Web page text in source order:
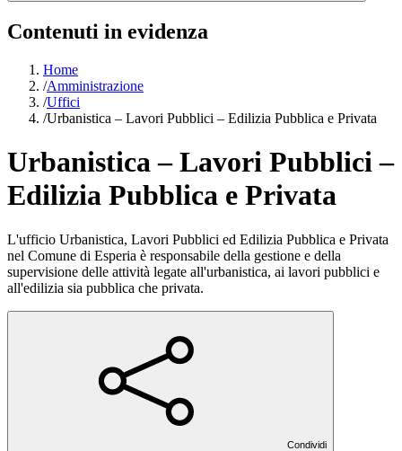
Contenuti in evidenza
Home
/Amministrazione
/Uffici
/Urbanistica – Lavori Pubblici – Edilizia Pubblica e Privata
Urbanistica – Lavori Pubblici –
Edilizia Pubblica e Privata
L'ufficio Urbanistica, Lavori Pubblici ed Edilizia Pubblica e Privata
nel Comune di Esperia è responsabile della gestione e della
supervisione delle attività legate all'urbanistica, ai lavori pubblici e
all'edilizia sia pubblica che privata.
Condividi